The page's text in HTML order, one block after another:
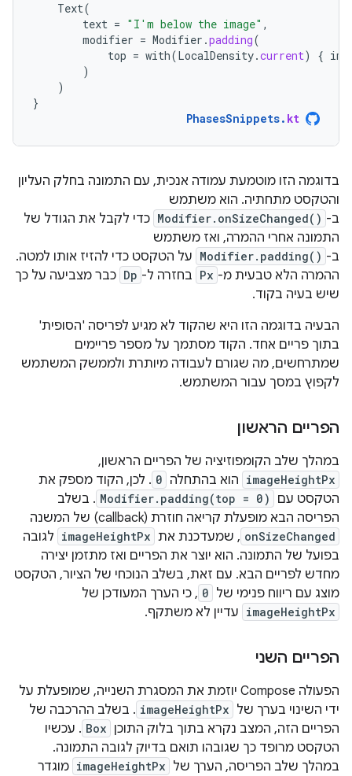
Text(
text = "I'm below the image" ,
modifier = Modifier .padding(
top = with(LocalDensity.current) {
)
)
}
PhasesSnippets. kt
בדוגמה הזו מוטמעת עמודה אנכית, עם התמונה בחלק העליון
והטקסט מתחתיה. הוא משתמש
ב- Modifier.onSizeChanged() כדי לקבל את הגודל של
התמונה אחרי ההמרה, ואז משתמש
ב- Modifier.padding() על הטקסט כדי להזיז אותו למטה.
ההמרה הלא טבעית מ- Px בחזרה ל- Dp כבר מצביעה על כך
שיש בעיה בקוד.
הבעיה בדוגמה הזו היא שהקוד לא מגיע לפריסה 'הסופית'
בתוך פריים אחד. הקוד מסתמך על מספר פריימים
שמתרחשים, מה שגורם לעבודה מיותרת ולממשק המשתמש
לקפוץ במסך עבור המשתמש.
הפריים הראשון
במהלך שלב הקומפוזיציה של הפריים הראשון,
imageHeightPx הוא בהתחלה 0 . לכן, הקוד מספק את
הטקסט עם
Modifier.padding(top = 0) . בשלב
הפריסה הבא מופעלת קריאה חוזרת (callback) של המשנה
onSizeChanged , שמעדכנת את imageHeightPx לגובה
בפועל של התמונה. הוא יוצר את הפריים ואז מתזמן יצירה
מחדש לפריים הבא. עם זאת, בשלב הנוכחי של הציור, הטקסט
מוצג עם ריווח פנימי של 0 , כי הערך המעודכן של
imageHeightPx עדיין לא משתקף.
הפריים השני
הפעולה Compose יוזמת את המסגרת השנייה, שמופעלת על
ידי השינוי בערך של imageHeightPx . בשלב ההרכבה של
הפריים הזה, המצב נקרא בתוך בלוק התוכן Box . עכשיו
הטקסט מרופד כך שגובהו תואם בדיוק לגובה התמונה.
במהלך שלב הפריסה, הערך של imageHeightPx מוגדר